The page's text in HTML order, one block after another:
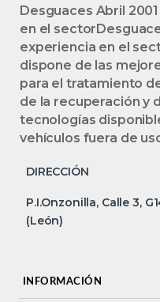
Desguaces Abril
en el
experiencia en el
dispone de las
para el tratamiento
de la recuperación y
tecnologías
vehículos fuera de
DIRECCIÓN
P.I.Onzonilla, Calle 3,
(León)
INFORMACIÓN